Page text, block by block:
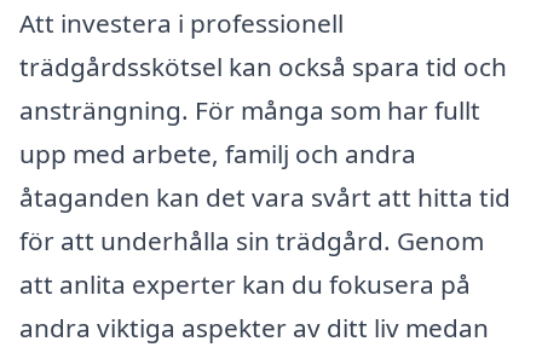
Att investera i professionell
trädgårdsskötsel kan också spara tid och
ansträngning. För många som har fullt
upp med arbete, familj och andra
åtaganden kan det vara svårt att hitta tid
för att underhålla sin trädgård. Genom
att anlita experter kan du fokusera på
andra viktiga aspekter av ditt liv medan